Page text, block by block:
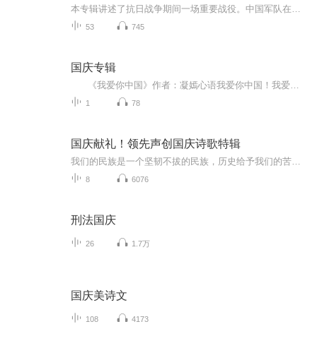
53 745
国庆专辑
1 78
国庆献礼！领先声创国庆诗歌特辑
8 6076
刑法国庆
26 1.7万
国庆美诗文
108 4173